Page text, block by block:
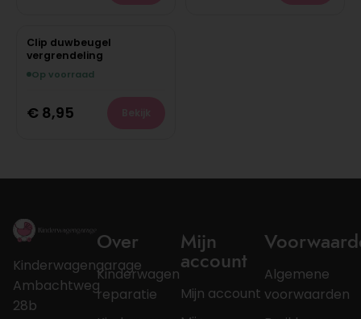
Clip duwbeugel
vergrendeling
Op voorraad
€ 8,95
Kinderwagengarage
Ambachtweg
28b
Over
Kinderwagen
reparatie
Mijn
account
Mijn account
Algemene
voorwaarden